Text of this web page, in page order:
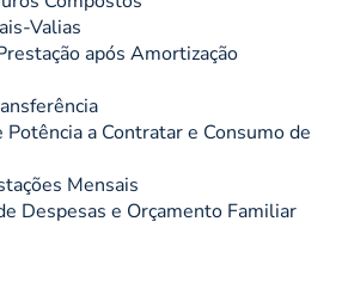
Valias
após Amortização
Potência a Contratar e Consumo de
Mensais
Despesas e Orçamento Familiar